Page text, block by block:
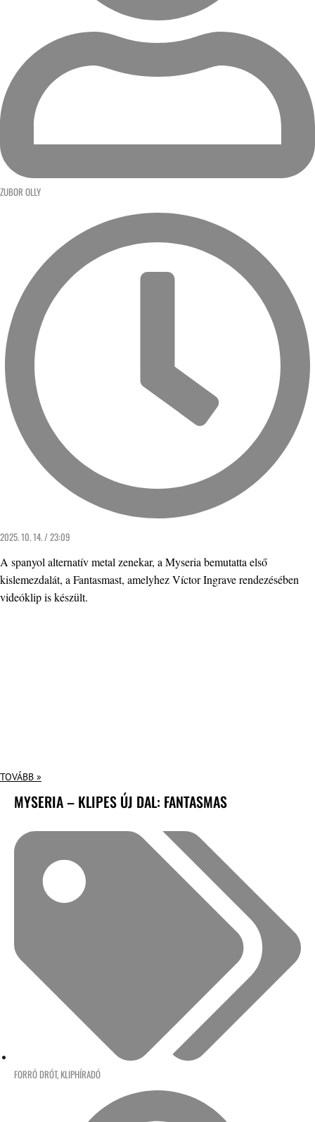
ZUBOR OLLY
2025. 10. 14. / 23:09
A spanyol alternatív metal zenekar, a Myseria bemutatta első
kislemezdalát, a Fantasmast, amelyhez Víctor Ingrave rendezésében
videóklip is készült.
TOVÁBB »
MYSERIA – KLIPES ÚJ DAL: FANTASMAS
FORRÓ DRÓT, KLIPHÍRADÓ